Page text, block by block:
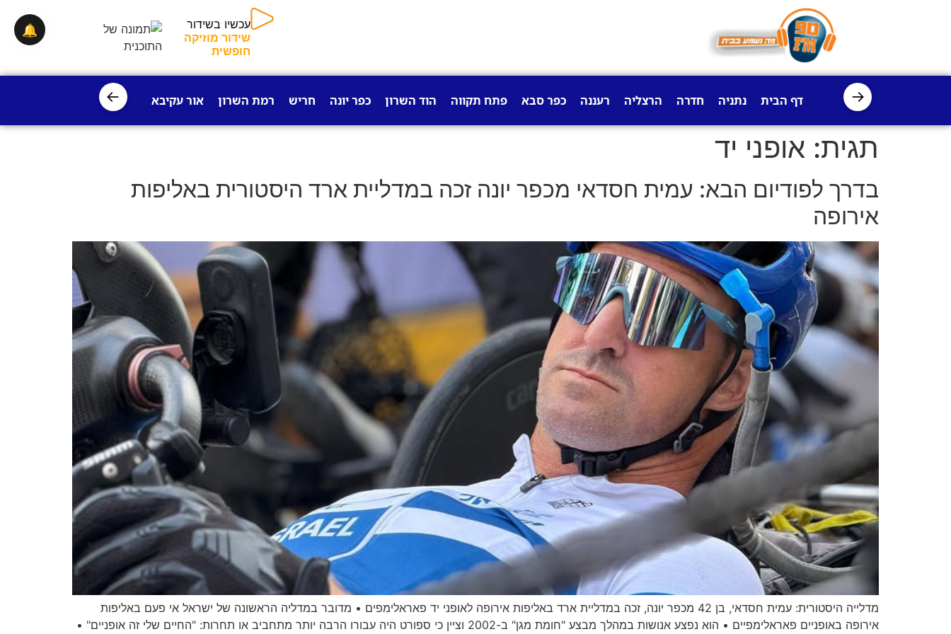
עכשיו בשידור
שידור מוזיקה
חופשית
→ דף הבית נתניה חדרה הרצליה רעננה כפר סבא פתח תקווה הוד השרון כפר יונה חריש רמת השרון אור עקיבא פרדס חנה
←
תגית: אופני יד
בדרך לפודיום הבא: עמית חסדאי מכפר יונה זכה במדליית ארד היסטורית באליפות
אירופה
מדלייה היסטורית: עמית חסדאי, בן 42 מכפר יונה, זכה במדליית ארד באליפות אירופה לאופני יד פאראלימפים • מדובר במדליה הראשונה של ישראל אי פעם באליפות
אירופה באופניים פאראלימפיים • הוא נפצע אנושות במהלך מבצע "חומת מגן" ב-2002 וציין כי ספורט היה עבורו הרבה יותר מתחביב או תחרות: "החיים שלי זה אופניים" •
🔔